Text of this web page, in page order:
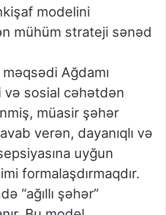
modelini
mühüm strateji sənəd
Ağdamı
və sosial cəhətdən
müasir şəhər
verən, dayanıqlı və
uyğun
formalaşdırmaqdır.
“ağıllı şəhər”